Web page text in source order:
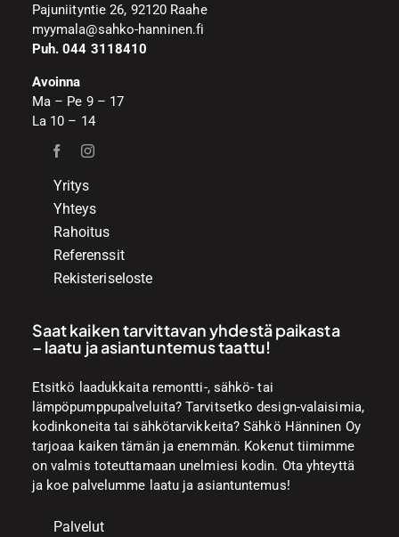
Pajuniityntie 26, 92120 Raahe
myymala@sahko-hanninen.fi
Puh. 044 3118410
Avoinna
Ma – Pe 9 – 17
La 10 – 14
Yritys
Yhteys
Rahoitus
Referenssit
Rekisteriseloste
Saat kaiken tarvittavan yhdestä paikasta
– laatu ja asiantuntemus taattu!
Etsitkö laadukkaita remontti-, sähkö- tai
lämpöpumppupalveluita? Tarvitsetko design-valaisimia,
kodinkoneita tai sähkötarvikkeita? Sähkö Hänninen Oy
tarjoaa kaiken tämän ja enemmän. Kokenut tiimimme
on valmis toteuttamaan unelmiesi kodin. Ota yhteyttä
ja koe palvelumme laatu ja asiantuntemus!
Palvelut